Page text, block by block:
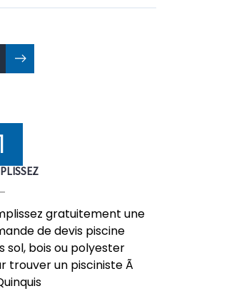
gratuitement une
de devis piscine
sol, bois ou polyester
trouver un pisciniste Ã